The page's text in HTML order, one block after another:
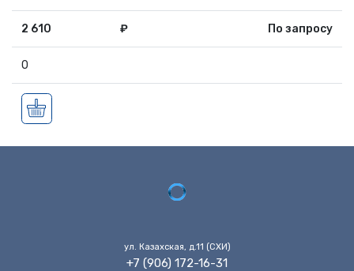
2 610 ₽ По запросу
0
ул. Казахская, д.11 (CХИ)
+7 (906) 172-16-31